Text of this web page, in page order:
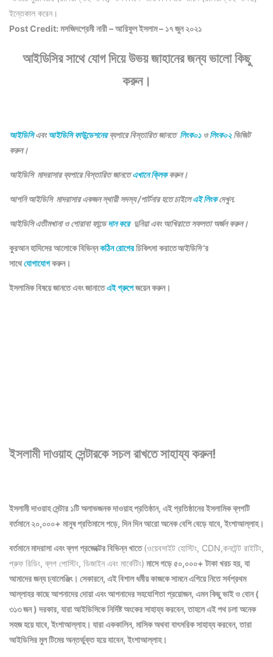
ইন্তেকাল করেন।
Post Credit: মসজিদপ্রেমী নারী –আরিফুল ইসলাম – ১৭ জুন ২০২১
আইডিসির সাথে যোগ দিয়ে উভয় জাহানের জন্য ভালো কিছু
করুন।
আইডিসিএবংআইডিসি ফাউন্ডেশনেরব্যপারে বিস্তারিত জানতে লিংক০১ওলিংক০২ ভিজিট
করুন।
আইডিসি মাদরাসার ব্যপারে বিস্তারিত জানতেএখানে ক্লিককরুন।
আপনি আইডিসি মাদরাসার একজন স্থায়ী সদস্য /পার্টনার হতে চাইলেএই লিংকদেখুন.
আইডিসি এতীমখানা ও গোরাবা ফান্ডেদান করে দুনিয়া এবং আখিরাতে সফলতা অর্জন করুন।
কুরআন হাদিসের আলোকে বিভিন্নকঠিন রোগেরচিকিৎসা করাতেআইডিসি‘র
সাথেযোগাযোগকরুন।
ইসলামিক বিষয়ে জানতে এবং জানাতেএই গ্রুপেজয়েন করুন।
ইসলামী দাওয়াহ সেন্টারকে সচল রাখতে সাহায্য করুন!
ইসলামী দাওয়াহ সেন্টার ১টি অলাভজনক দাওয়াহ প্রতিষ্ঠান, এই প্রতিষ্ঠানের ইসলামিক ব্লগটি
বর্তমানে ২০,০০০+ মানুষ প্রতিমাসে পড়ে, দিন দিন আরো অনেক বেশি বেড়ে যাবে, ইংশাআল্লাহ।
বর্তমানে মাদরাসা এবং ব্লগ প্রজেক্টের বিভিন্ন খাতে(ওয়েবসাইট হোস্টিং, CDN,কনটেন্ট রাইটিং,
প্রুফ রিডিং, ব্লগ পোস্টিং, ডিজাইন এবং মার্কেটিং) মাসে গড়ে ৫০,০০০+ টাকা খরচ হয়, যা
আমাদের জন্য চ্যালেঞ্জিং। সেকারনে, এই বিশাল ধর্মীয় কাজকে সামনে এগিয়ে নিতে সর্বপ্রথম
আল্লাহর কাছে আপনাদের দোয়া এবং আপনাদের সহযোগিতা প্রয়োজন, এমন কিছু ভাই ও বোন (
৩১৩ জন ) দরকার, যারা আইডিসিকে নির্দিষ্ট অংকের সাহায্য করবেন, তাহলে এই পথ চলা অনেক
সহজ হয়ে যাবে, ইংশাআল্লাহ। যারা এককালিন, মাসিক অথবা বাৎসরিক সাহায্য করবেন, তারা
আইডিসির মুল টিমের অন্তর্ভুক্ত হয়ে যাবেন, ইংশাআল্লাহ।